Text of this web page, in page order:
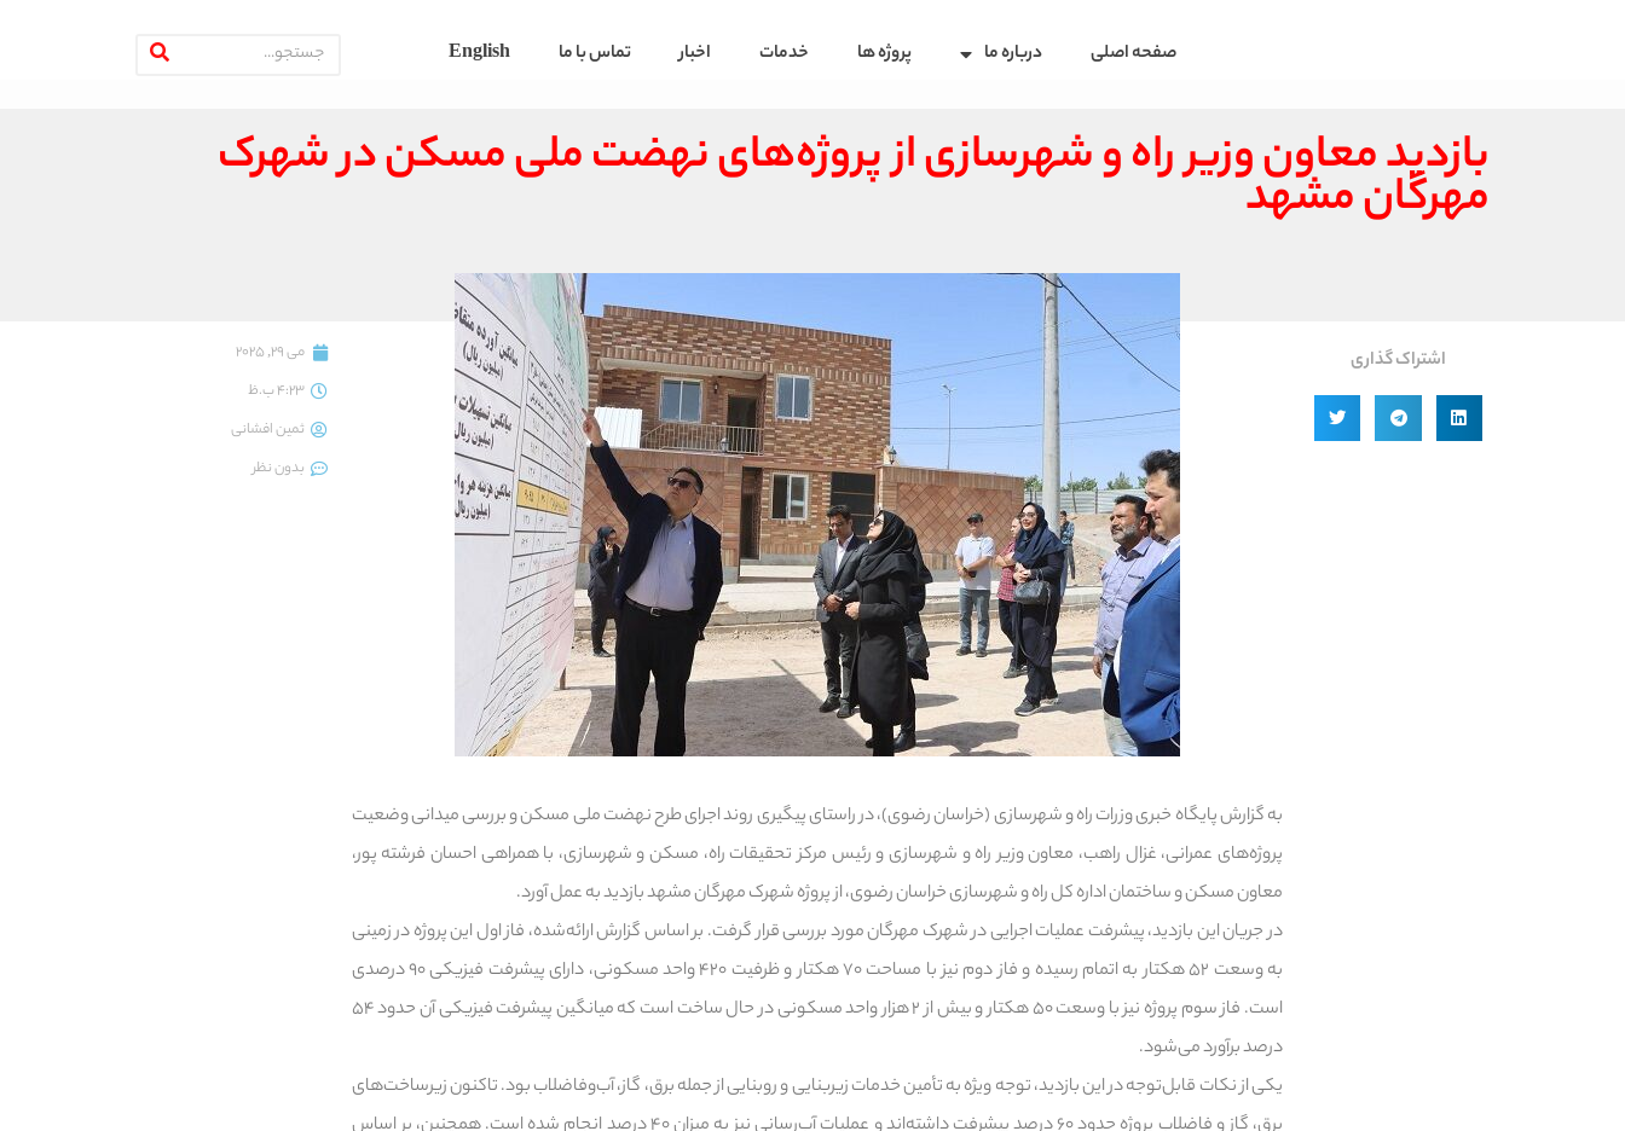
صفحه اصلی درباره ما پروژه ها خدمات اخبار تماس با ما English
بازدید معاون وزیر راه و شهرسازی از پروژه‌های نهضت ملی مسکن در شهرک
مهرگان مشهد
اشتراک گذاری
به گزارش پایگاه خبری وزرات راه و شهرسازی (خراسان رضوی)، در راستای پیگیری روند اجرای طرح نهضت ملی مسکن و بررسی میدانی وضعیت
پروژه‌های عمرانی، غزال راهب، معاون وزیر راه و شهرسازی و رئیس مرکز تحقیقات راه، مسکن و شهرسازی، با همراهی احسان فرشته پور،
معاون مسکن و ساختمان اداره کل راه و شهرسازی خراسان رضوی، از پروژه شهرک مهرگان مشهد بازدید به عمل آورد.
در جریان این بازدید، پیشرفت عملیات اجرایی در شهرک مهرگان مورد بررسی قرار گرفت. بر اساس گزارش ارائه‌شده، فاز اول این پروژه در زمینی
به وسعت ۵۲ هکتار به اتمام رسیده و فاز دوم نیز با مساحت ۷۰ هکتار و ظرفیت ۴۲۰ واحد مسکونی، دارای پیشرفت فیزیکی ۹۰ درصدی
است. فاز سوم پروژه نیز با وسعت ۵۰ هکتار و بیش از ۲ هزار واحد مسکونی در حال ساخت است که میانگین پیشرفت فیزیکی آن حدود ۵۴
درصد برآورد می‌شود.
یکی از نکات قابل‌توجه در این بازدید، توجه ویژه به تأمین خدمات زیربنایی و روبنایی از جمله برق، گاز، آب‌وفاضلاب بود. تاکنون زیرساخت‌های
می 29, 2025
4:23 ب.ظ
ثمین افشانی
بدون نظر